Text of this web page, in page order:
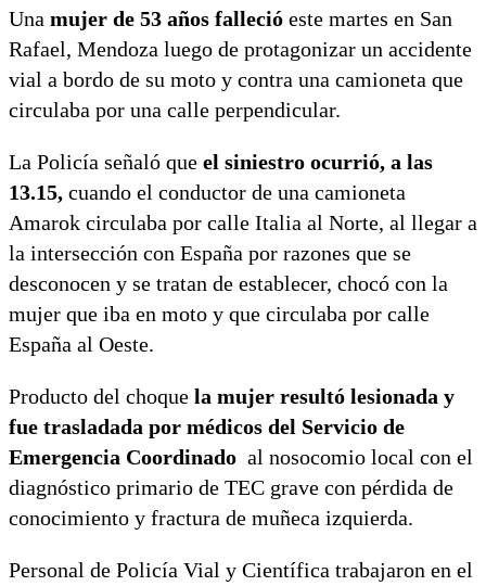
Una mujer de 53 años falleció este martes en San
Rafael, Mendoza luego de protagonizar un accidente
vial a bordo de su moto y contra una camioneta que
circulaba por una calle perpendicular.
La Policía señaló que el siniestro ocurrió, a las
13.15, cuando el conductor de una camioneta
Amarok circulaba por calle Italia al Norte, al llegar a
la intersección con España por razones que se
desconocen y se tratan de establecer, chocó con la
mujer que iba en moto y que circulaba por calle
España al Oeste.
Producto del choque la mujer resultó lesionada y
fue trasladada por médicos del Servicio de
Emergencia Coordinado al nosocomio local con el
diagnóstico primario de TEC grave con pérdida de
conocimiento y fractura de muñeca izquierda.
Personal de Policía Vial y Científica trabajaron en el